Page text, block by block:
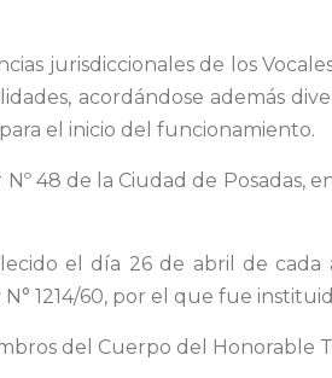
jurisdiccionales de los
acordándose además
el inicio del funcionamiento.
48 de la Ciudad de Posadas,
el día 26 de abril de
1214/60, por el que fue
del Cuerpo del Honorable